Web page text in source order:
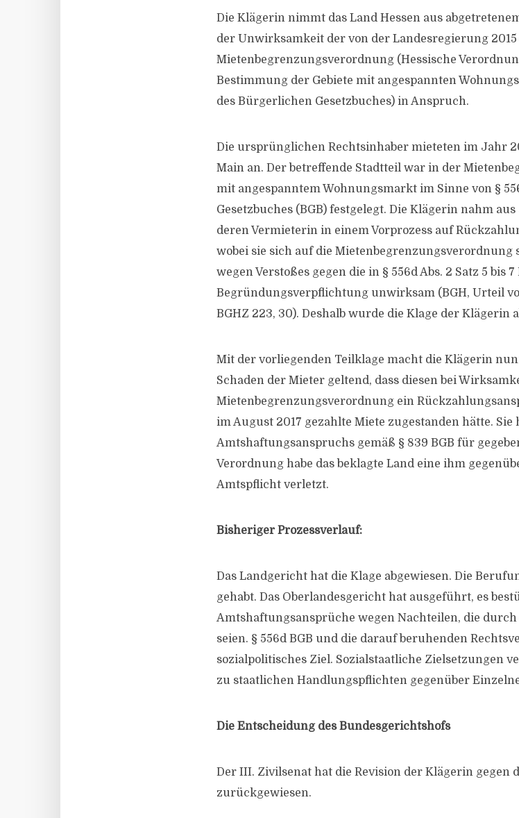
Die Klägerin nimmt das Land Hessen aus
der Unwirksamkeit der von der Landesregierung 2015
Mietenbegrenzungsverordnung (Hessische
Bestimmung der Gebiete mit angespannten
des Bürgerlichen Gesetzbuches) in Anspruch.
Die ursprünglichen Rechtsinhaber mieteten im Jahr
Main an. Der betreffende Stadtteil war in der
mit angespanntem Wohnungsmarkt im Sinne von §
Gesetzbuches (BGB) festgelegt. Die Klägerin nahm
deren Vermieterin in einem Vorprozess auf
wobei sie sich auf die Mietenbegrenzungsverordnung
wegen Verstoßes gegen die in § 556d Abs. 2 Satz 5 bis
Begründungsverpflichtung unwirksam (BGH, Urteil
BGHZ 223, 30). Deshalb wurde die Klage der Klägerin
Mit der vorliegenden Teilklage macht die Klägerin
Schaden der Mieter geltend, dass diesen bei
Mietenbegrenzungsverordnung ein
im August 2017 gezahlte Miete zugestanden hätte.
Amtshaftungsanspruchs gemäß § 839 BGB für
Verordnung habe das beklagte Land eine ihm
Amtspflicht verletzt.
Bisheriger Prozessverlauf:
Das Landgericht hat die Klage abgewiesen. Die
gehabt. Das Oberlandesgericht hat ausgeführt, es
Amtshaftungsansprüche wegen Nachteilen, die durch
seien. § 556d BGB und die darauf beruhenden
sozialpolitisches Ziel. Sozialstaatliche Zielsetzungen
zu staatlichen Handlungspflichten gegenüber
Die Entscheidung des Bundesgerichtshofs
Der III. Zivilsenat hat die Revision der Klägerin gegen
zurückgewiesen.